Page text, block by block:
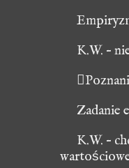
K.W. –
Zadanie
K.W. –